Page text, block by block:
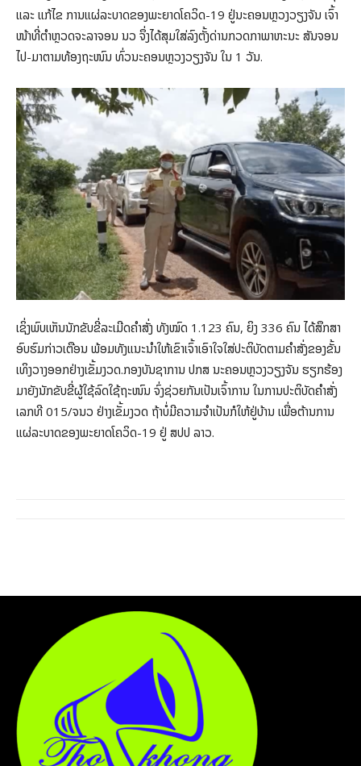
ແລະ ແກ້ໄຂ ການແຜ່ລະບາດຂອງພະຍາດໂຄວິດ-19 ຢູ່ນະຄອນຫຼວງວຽງຈັນ ເຈົ້າ
ໜ້າທີ່ຕໍາຫຼວດຈະລາຈອນ ນວ ຈຶ່ງໄດ້ສຸມໃສ່ລົງຕັ້ງດ່ານກວດກາພາຫະນະ ສັນຈອນ
ໄປ-ມາຕາມທ້ອງຖະໜົນ ທົ່ວນະຄອນຫຼວງວຽງຈັນ ໃນ 1 ວັນ.
ເຊິ່ງພົບເຫັນນັກຂັບຂີ່ລະເມີດຄໍາສັ່ງ ທັງໝົດ 1.123 ຄົນ, ຍິງ 336 ຄົນ ໄດ້ສຶກສາ
ອົບຮົມກ່າວເຕືອນ ພ້ອມທັງແນະນໍາໃຫ້ເຂົາເຈົ້າເອົາໃຈໃສ່ປະຕິບັດຕາມຄໍາສັ່ງຂອງຂັ້ນ
ເທິງວາງອອກຢ່າງເຂັ້ມງວດ.ກອງບັນຊາການ ປກສ ນະຄອນຫຼວງວຽງຈັນ ຮຽກຮ້ອງ
ມາຍັງນັກຂັບຂີ່ຜູ້ໃຊ້ລົດໃຊ້ຖະໜົນ ຈົ່ງຊ່ວຍກັນເປັນເຈົ້າການ ໃນການປະຕິບັດຄໍາສັ່ງ
ເລກທີ 015/ຈນວ ຢ່າງເຂັ້ມງວດ ຖ້າບໍ່ມີຄວາມຈໍາເປັນກໍໃຫ້ຢູ່ບ້ານ ເພື່ອຕ້ານການ
ແຜ່ລະບາດຂອງພະຍາດໂຄວິດ-19 ຢູ່ ສປປ ລາວ.